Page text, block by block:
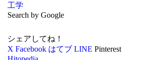
工学
Search by Google
シェアしてね！
X Facebook はてブ LINE Pinterest